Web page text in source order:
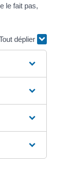
le fait pas,
déplier